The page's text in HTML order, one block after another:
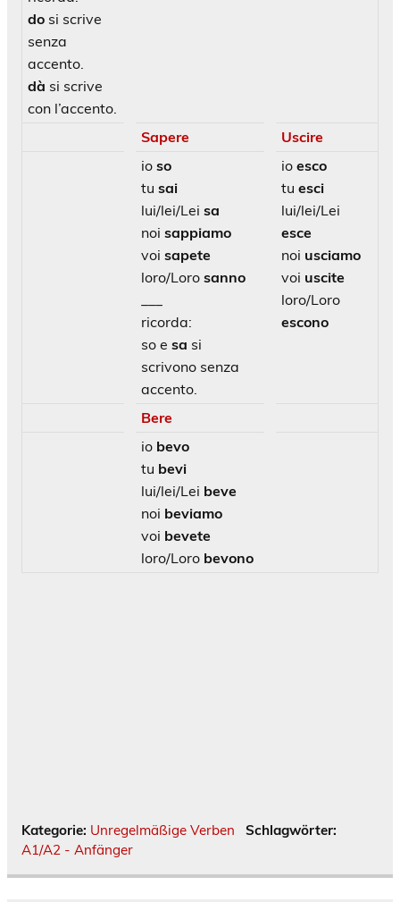
do si scrive
senza
accento.
dà si scrive
con l’accento.
Sapere
Uscire
ioso
tusai
lui/lei/Leisa
noisappiamo
voisapete
loro/Lorosanno
ricorda:
so esa si
scrivono senza
accento.
ioesco
tuesci
lui/lei/Lei
esce
noi usciamo
voi uscite
loro/Loro
escono
Bere
io bevo
tu bevi
lui/lei/Lei beve
noi beviamo
voi bevete
loro/Loro bevono
Kategorie: Unregelmäßige Verben
Schlagwörter:
A1/A2 - Anfänger